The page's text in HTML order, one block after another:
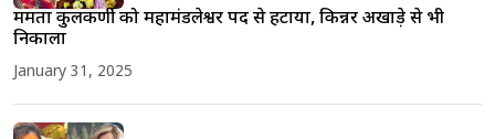
ममता कुलकर्णी को महामंडलेश्वर पद से हटाया, किन्नर अखाड़े से भी
निकाला
January 31, 2025